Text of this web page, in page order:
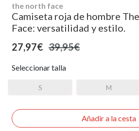
the north face
Camiseta roja de hombre
Face: versatilidad y estilo.
27,97€ 39,95€
Seleccionar talla
S M